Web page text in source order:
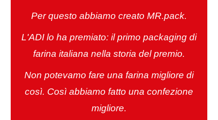
Per questo abbiamo creato MR.pack.
L'ADI lo ha premiato: il primo packaging di
farina italiana nella storia del premio.
Non potevamo fare una farina migliore di
così. Così abbiamo fatto una confezione
migliore.